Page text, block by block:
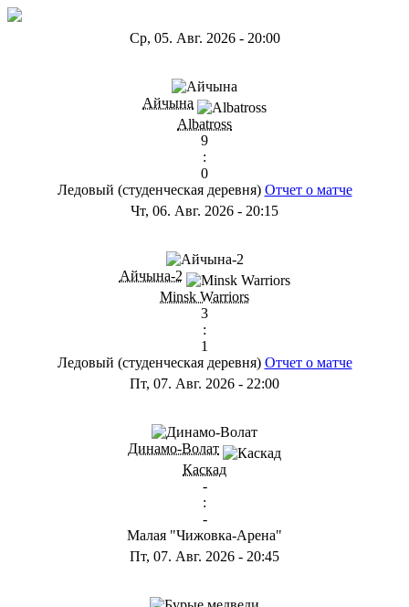
Ср, 05. Авг. 2026- 20:00
Айчына
Albatross
9
:
0
Ледовый (студенческая деревня) Отчет о матче
Чт, 06. Авг. 2026 - 20:15
Айчына-2
Minsk Warriors
3
:
1
Ледовый (студенческая деревня) Отчет о матче
Пт, 07. Авг. 2026 - 22:00
Динамо-Волат
Каскад
-
:
-
Малая "Чижовка-Арена"
Пт, 07. Авг. 2026 - 20:45